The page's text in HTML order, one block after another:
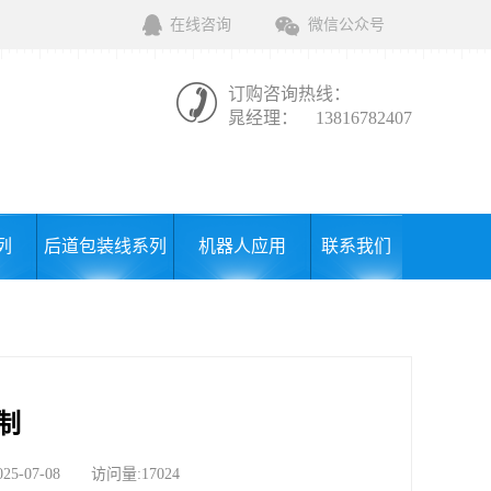
在线咨询 微信公众号
订购咨询热线：
晁经理：
13816782407
后道包装线系列 机器人应用 联系我们
07-08 访问量:17024